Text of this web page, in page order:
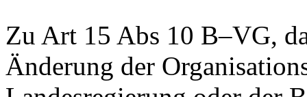
Zu Art 15 Abs 10 B–VG,
Änderung der